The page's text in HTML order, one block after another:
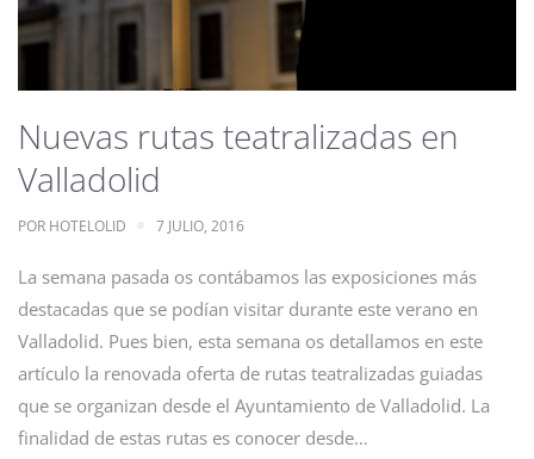
Nuevas rutas teatralizadas en
Valladolid
POR HOTELOLID 7 JULIO, 2016
La semana pasada os contábamos las exposiciones más
destacadas que se podían visitar durante este verano en
Valladolid. Pues bien, esta semana os detallamos en este
artículo la renovada oferta de rutas teatralizadas guiadas
que se organizan desde el Ayuntamiento de Valladolid. La
finalidad de estas rutas es conocer desde…